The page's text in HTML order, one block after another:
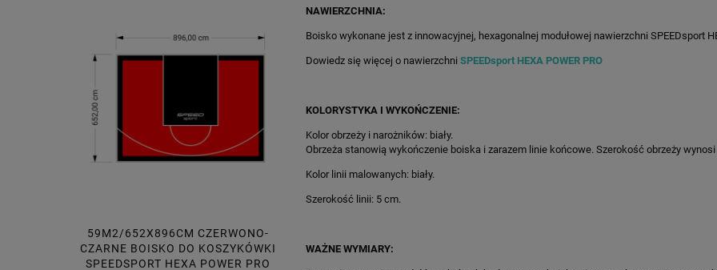
59M2/652X896CM CZERWONO-
CZARNE BOISKO DO KOSZYKÓWKI
SPEEDSPORT HEXA POWER PRO
POMARAŃCZOWE BOISKO DO
NAWIERZCHNIA:
Boisko wykonane jest z innowacyjnej, hexagonalnej modułowej nawierzchni SPEEDsport
Dowiedz się więcej o nawierzchni SPEEDsport HEXA POWER PRO
KOLORYSTYKA I WYKOŃCZENIE:
Kolor obrzeży i narożników: biały.
Obrzeża stanowią wykończenie boiska i zarazem linie końcowe. Szerokość obrzeży
Kolor linii malowanych: biały.
Szerokość linii: 5 cm.
WAŻNE WYMIARY: